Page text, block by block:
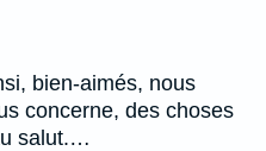
bien-aimés, nous
concerne, des choses
salut.…